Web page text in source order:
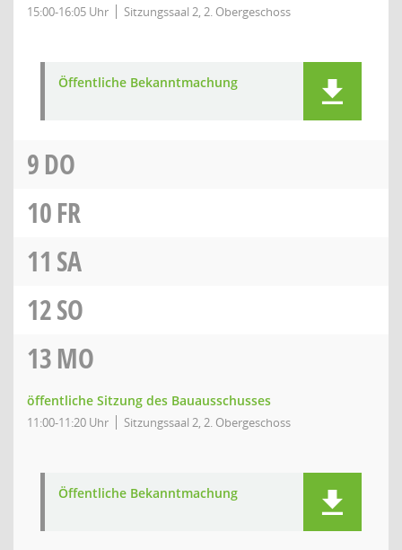
15:00-16:05 Uhr Sitzungssaal 2, 2. Obergeschoss
Öffentliche Bekanntmachung
9DO
10FR
11 SA
12SO
13MO
öffentliche Sitzung des Bauausschusses
11:00-11:20 Uhr Sitzungssaal 2, 2. Obergeschoss
Öffentliche Bekanntmachung